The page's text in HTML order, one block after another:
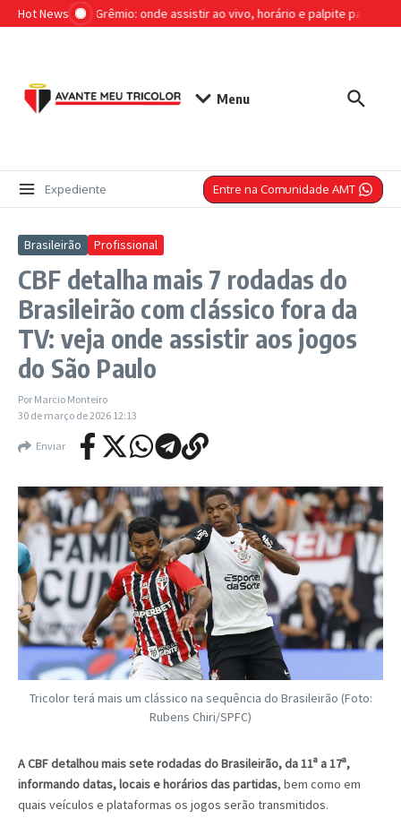
Ir para o conteúdo
Hot News
São Paulo x Grêmio: onde assistir ao vivo, horário e palpite para o
Menu
Expediente Entre na Comunidade AMT
Brasileirão Profissional
CBF detalha mais 7 rodadas do
Brasileirão com clássico fora da
TV: veja onde assistir aos jogos
do São Paulo
Por Marcio Monteiro
30 de março de 2026 12:13
Enviar
Tricolor terá mais um clássico na sequência do Brasileirão (Foto:
Rubens Chiri/SPFC)
A CBF detalhou mais sete rodadas do Brasileirão, da 11ª a 17ª,
informando datas, locais e horários das partidas, bem como em
quais veículos e plataformas os jogos serão transmitidos.